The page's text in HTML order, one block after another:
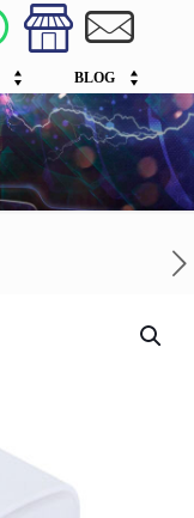
BLOG